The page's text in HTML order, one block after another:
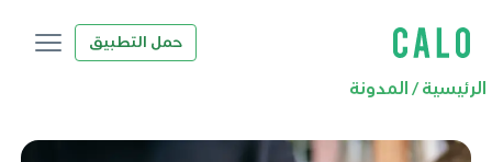
حمل التطبيق
الرئيسية/ المدونة